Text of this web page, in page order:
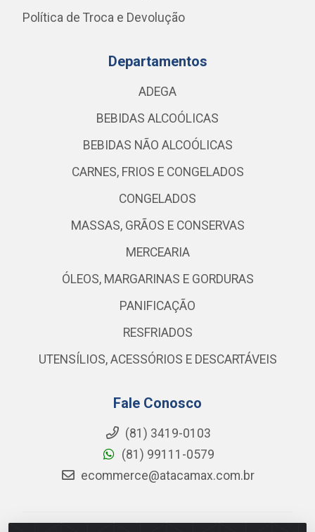
Política de Troca e Devolução
Departamentos
ADEGA
BEBIDAS ALCOÓLICAS
BEBIDAS NÃO ALCOÓLICAS
CARNES, FRIOS E CONGELADOS
CONGELADOS
MASSAS, GRÃOS E CONSERVAS
MERCEARIA
ÓLEOS, MARGARINAS E GORDURAS
PANIFICAÇÃO
RESFRIADOS
UTENSÍLIOS, ACESSÓRIOS E DESCARTÁVEIS
Fale Conosco
(81) 3419-0103
(81) 99111-0579
ecommerce@atacamax.com.br